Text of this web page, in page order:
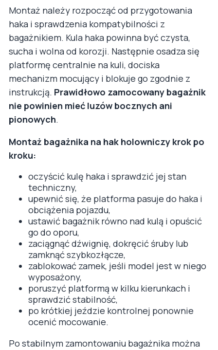
Montaż należy rozpocząć od przygotowania
haka i sprawdzenia kompatybilności z
bagażnikiem. Kula haka powinna być czysta,
sucha i wolna od korozji. Następnie osadza się
platformę centralnie na kuli, dociska
mechanizm mocujący i blokuje go zgodnie z
instrukcją. Prawidłowo zamocowany bagażnik
nie powinien mieć luzów bocznych ani
pionowych.
Montaż bagażnika na hak holowniczy krok po
kroku:
oczyścić kulę haka i sprawdzić jej stan
techniczny,
upewnić się, że platforma pasuje do haka i
obciążenia pojazdu,
ustawić bagażnik równo nad kulą i opuścić
go do oporu,
zaciągnąć dźwignię, dokręcić śruby lub
zamknąć szybkozłącze,
zablokować zamek, jeśli model jest w niego
wyposażony,
poruszyć platformą w kilku kierunkach i
sprawdzić stabilność,
po krótkiej jeździe kontrolnej ponownie
ocenić mocowanie.
Po stabilnym zamontowaniu bagażnika można